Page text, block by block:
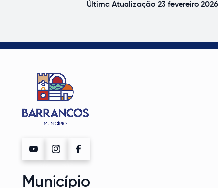
Última Atualização 23 fevereiro 2026
Município